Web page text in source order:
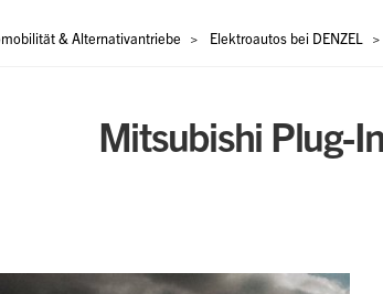
& Alternativantriebe Elektroautos bei DENZEL
Mitsubishi Plug-